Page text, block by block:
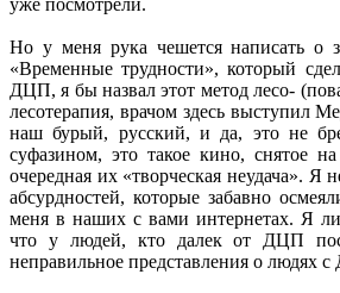
уже посмотрели.
Но у меня рука чешется написать о
«Временные трудности», который
ДЦП, я бы назвал этот метод лесо-
лесотерапия, врачом здесь выступил
наш бурый, русский, и да, это не
суфазином, это такое кино, снятое
очередная их «творческая неудача». Я
абсурдностей, которые забавно
меня в наших с вами интернетах. Я
что у людей, кто далек от ДЦП
неправильное представления о людях